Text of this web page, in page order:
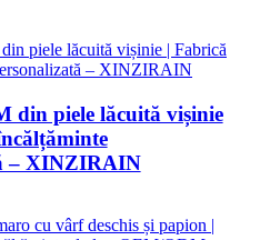
din piele lăcuită vișinie
– XINZIRAIN